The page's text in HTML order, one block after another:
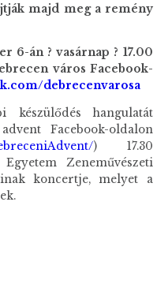
majd meg a remény
6-án ? vasárnap ? 17.00
város Facebook-
debrecenvarosa
hangulatát
Facebook-oldalon
) 17.30
Zeneművészeti
koncertje, melyet a